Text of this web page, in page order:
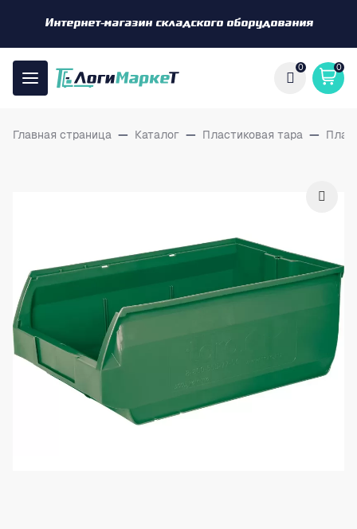
Интернет-магазин складского оборудования
0 0
Главная страница — Каталог — Пластиковая тара —